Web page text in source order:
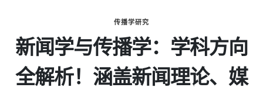
传播学研究
新闻学与传播学：学科方向
全解析！涵盖新闻理论、媒